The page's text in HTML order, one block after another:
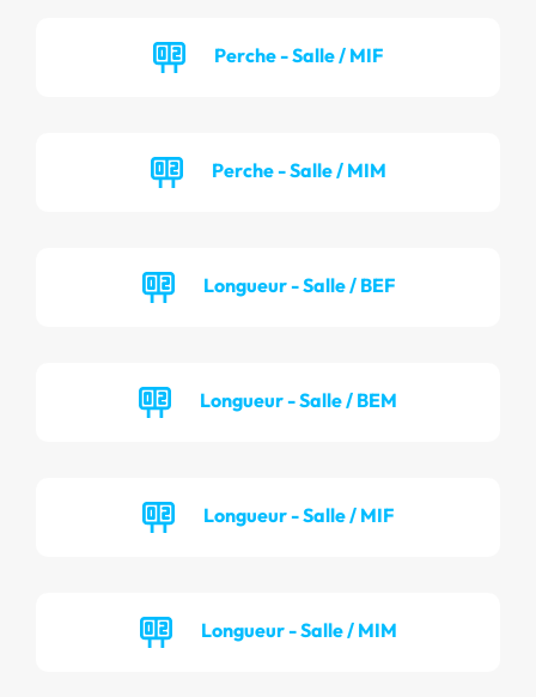
Perche - Salle / MIF
Perche - Salle / MIM
Longueur - Salle / BEF
Longueur - Salle / BEM
Longueur - Salle / MIF
Longueur - Salle / MIM